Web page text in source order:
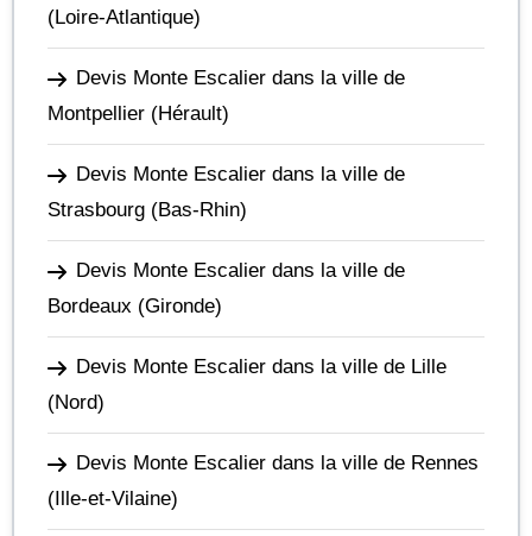
(Loire-Atlantique)
Devis Monte Escalier dans la ville de
Montpellier (Hérault)
Devis Monte Escalier dans la ville de
Strasbourg (Bas-Rhin)
Devis Monte Escalier dans la ville de
Bordeaux (Gironde)
Devis Monte Escalier dans la ville de Lille
(Nord)
Devis Monte Escalier dans la ville de Rennes
(Ille-et-Vilaine)